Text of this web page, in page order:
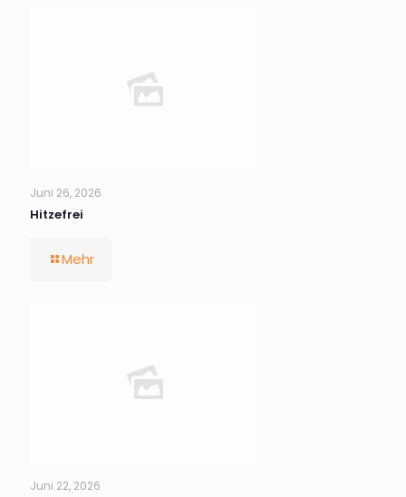
Juni 26, 2026
Hitzefrei
Mehr
Juni 22, 2026